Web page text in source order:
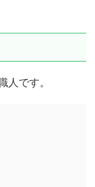
人です。